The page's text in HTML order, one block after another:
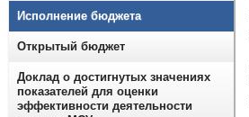
Исполнение бюджета
Открытый бюджет
Доклад о достигнутых значениях
показателей для оценки
эффективности деятельности